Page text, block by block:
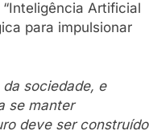
Artificial
para impulsionar
sociedade, e
se manter
deve ser construído